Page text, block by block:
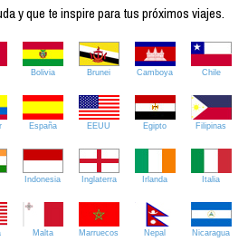
y que te inspire para tus próximos viajes.
Bolivia Brunei Camboya Chile
España EEUU Egipto Filipinas
Indonesia Inglaterra Irlanda Italia
Malta Marruecos Nepal Nicaragua